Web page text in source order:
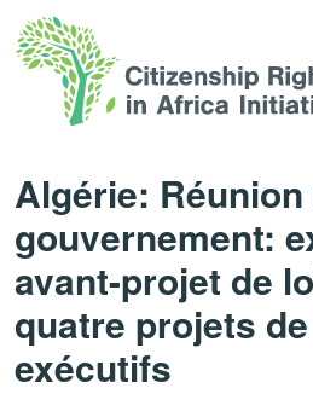
Algérie: Réunion
gouvernement:
avant-projet de
quatre projets
exécutifs